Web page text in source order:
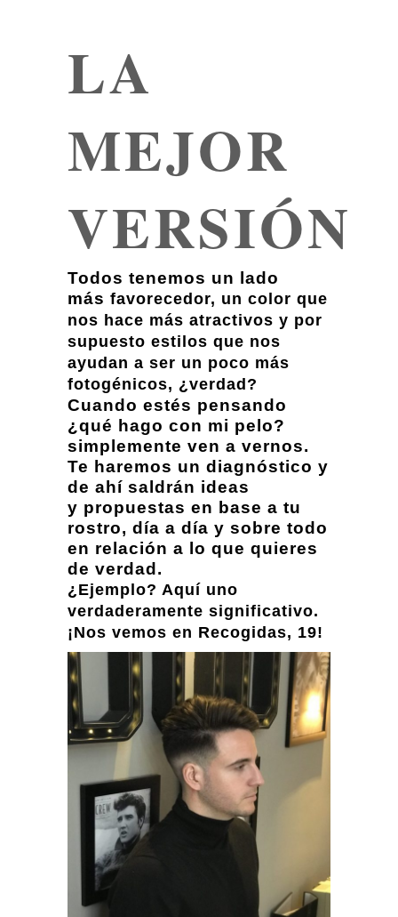
LA
MEJOR
VERSIÓN
Todos tenemos un lado
más favorecedor, un color que
nos hace más atractivos y por
supuesto estilos que nos
ayudan a ser un poco más
fotogénicos, ¿verdad?
Cuando estés pensando
¿qué hago con mi pelo?
simplemente ven a vernos.
Te haremos un diagnóstico y
de ahí saldrán ideas
y propuestas en base a tu
rostro, día a día y sobre todo
en relación a lo que quieres
de verdad.
¿Ejemplo? Aquí uno
verdaderamente significativo.
¡Nos vemos en Recogidas, 19!